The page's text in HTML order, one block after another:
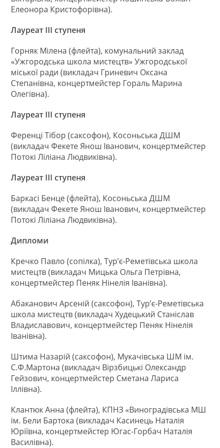
Елеонора Кристофорівна).
Лауреат ІІІ ступеня
Горняк Мілена (флейта), комунальний заклад
«Ужгородська школа мистецтв» Ужгородської
міської ради (викладач Гриневич Оксана
Степанівна, концертмейстер Гораль Марина
Олегівна).
Лауреат ІІІ ступеня
Ференці Тібор (саксофон), Косоньська ДШМ
(викладач Фекете Янош Іванович, концертмейстер
Потокі Ліліана Людвиківна).
Лауреат ІІІ ступеня
Баркасі Бенце (флейта), Косоньська ДШМ
(викладач Фекете Янош Іванович, концертмейстер
Потокі Ліліана Людвиківна).
Дипломи
Кречко Павло (сопілка), Тур’є-Реметівська школа
мистецтв (викладач Мицька Ольга Петрівна,
концертмейстер Пеняк Нінелія Іванівна).
Абаканович Арсеній (саксофон), Тур’є-Реметівська
школа мистецтв (викладач Худецький Станіслав
Владиславович, концертмейстер Пеняк Нінелія
Іванівна).
Штима Назарій (саксофон), Мукачівська ШМ ім.
С.Ф.Мартона (викладач Вірзбицькі Олександр
Гейзович, концертмейстер Сметана Лариса
Іллівна).
Клантюк Анна (флейта), КПНЗ «Виноградівська МШ
ім. Бели Бартока (викладач Касинець Наталія
Юріївна, концертмейстер Югас-Горбач Наталія
Василівна).